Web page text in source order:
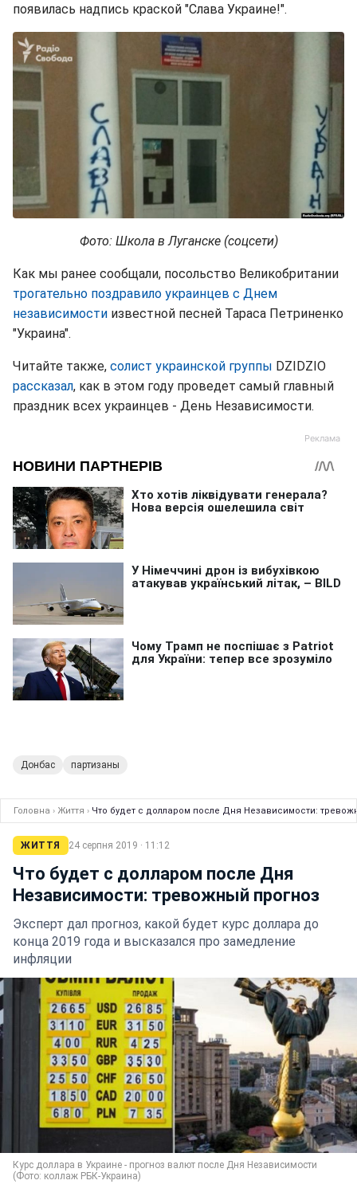
появилась надпись краской "Слава Украине!".
Фото: Школа в Луганске (соцсети)
Как мы ранее сообщали, посольство Великобритании
трогательно поздравило украинцев с Днем
независимости известной песней Тараса Петриненко
"Украина".
Читайте также, солист украинской группы DZIDZIO
рассказал, как в этом году проведет самый главный
праздник всех украинцев - День Независимости.
Донбас партизаны
Головна › Життя › Что будет с долларом после Дня Независимости:
ЖИТТЯ 24 серпня 2019 · 11:12
Что будет с долларом после Дня
Независимости: тревожный прогноз
Эксперт дал прогноз, какой будет курс доллара до
конца 2019 года и высказался про замедление
инфляции
Курс доллара в Украине - прогноз валют после Дня Независимости
(Фото: коллаж РБК-Украина)